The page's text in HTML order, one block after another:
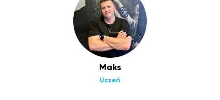
Maks
Uczeń